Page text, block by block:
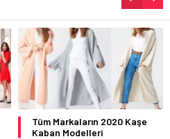
Tüm Markaların 2020 Kaşe
Kaban Modelleri